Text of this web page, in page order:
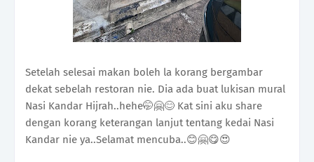
Setelah selesai makan boleh la korang bergambar
dekat sebelah restoran nie. Dia ada buat lukisan mural
Nasi Kandar Hijrah..hehe🤭🤗😊 Kat sini aku share
dengan korang keterangan lanjut tentang kedai Nasi
Kandar nie ya..Selamat mencuba..😊🤗😋😍